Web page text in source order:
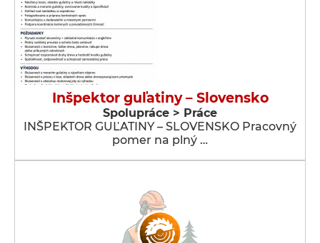
Inšpektor guľatiny – Slovensko
Spolupráce > Práce
INŠPEKTOR GUĽATINY – SLOVENSKO Pracovný
pomer na plný …